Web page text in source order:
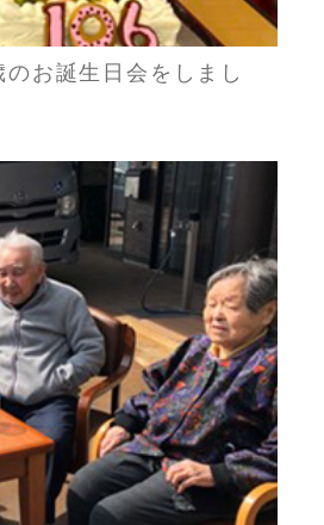
お誕生日会をしまし